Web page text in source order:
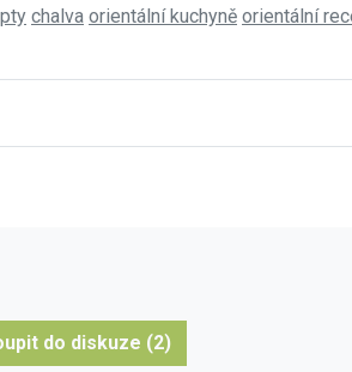
chalva orientální kuchyně orientální
do diskuze (2)